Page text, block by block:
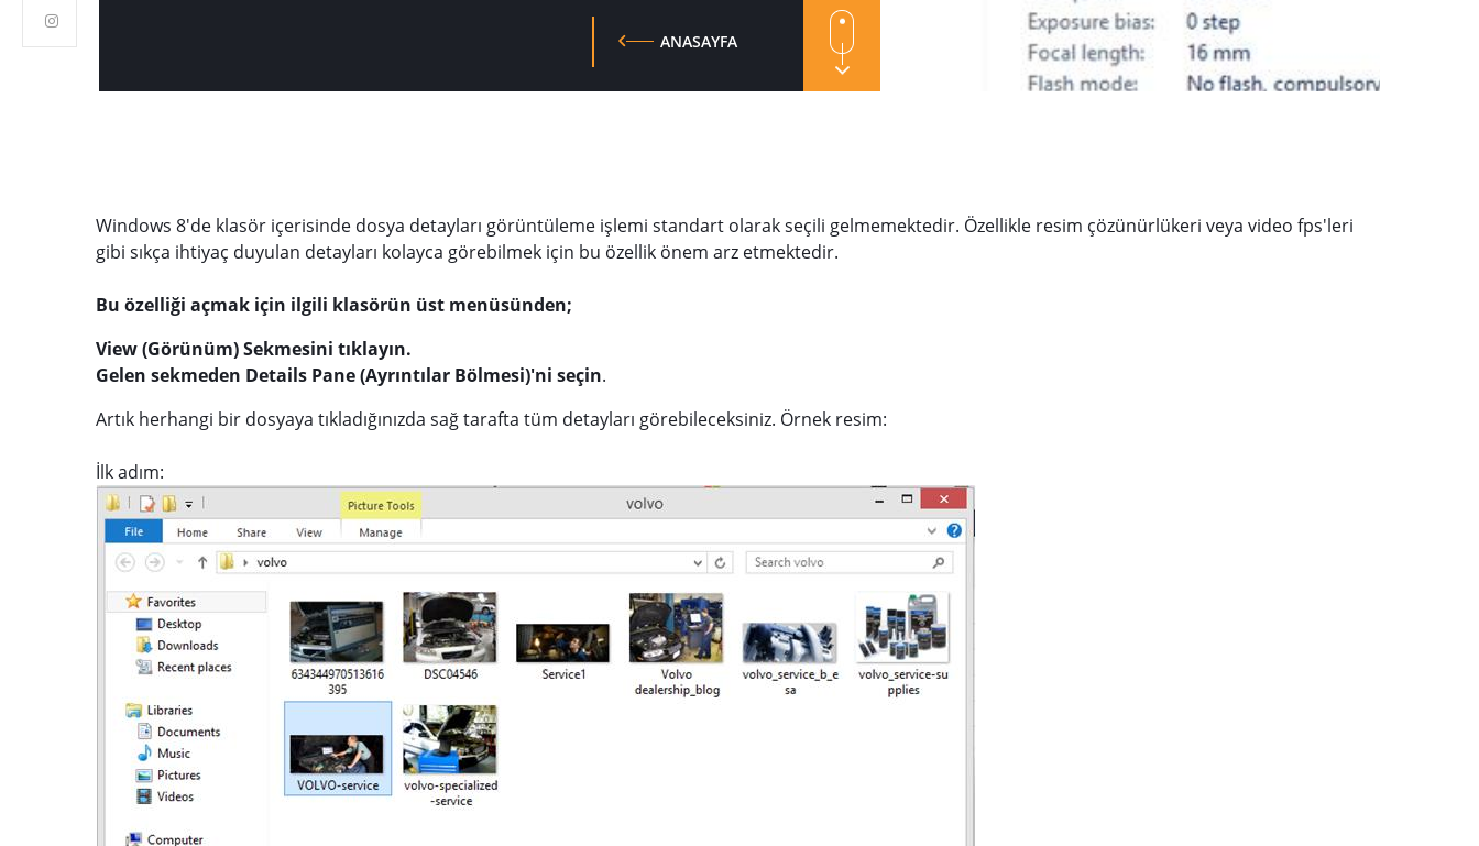
ANASAYFA
Windows 8'de klasör içerisinde dosya detayları görüntüleme işlemi standart olarak seçili gelmemektedir. Özellikle resim çözünürlükeri veya video fps'leri
gibi sıkça ihtiyaç duyulan detayları kolayca görebilmek için bu özellik önem arz etmektedir.
Bu özelliği açmak için ilgili klasörün üst menüsünden;
View (Görünüm) Sekmesini tıklayın.
Gelen sekmeden Details Pane (Ayrıntılar Bölmesi)'ni seçin.
Artık herhangi bir dosyaya tıkladığınızda sağ tarafta tüm detayları görebileceksiniz. Örnek resim:
İlk adım: